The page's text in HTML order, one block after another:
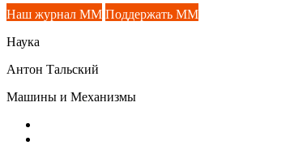
Наш журнал ММ Поддержать ММ
Наука
Антон Тальский
Машины и Механизмы